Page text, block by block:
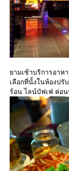
ามเช้าบริการอาหา
เลือกที่นั้งในห้องปรั
ร้อน ไลน์บัฟเฟ่ ค่อน